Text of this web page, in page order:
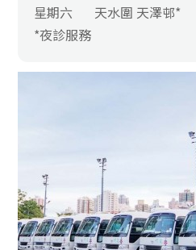
星期六
天水圍 天澤邨*
*夜診服務